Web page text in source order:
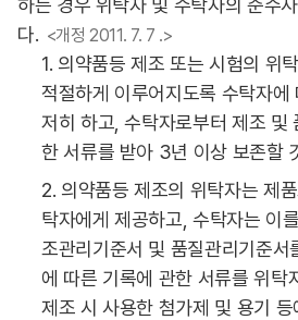
하는 경우 위탁자 및 수탁자의 준수
다. <개정 2011. 7. 7 .>
1. 의약품등 제조 또는 시험의 위
적절하게 이루어지도록 수탁자에
저히 하고, 수탁자로부터 제조 및
한 서류를 받아 3년 이상 보존할
2. 의약품등 제조의 위탁자는 제
탁자에게 제공하고, 수탁자는 이
조관리기준서 및 품질관리기준서
에 따른 기록에 관한 서류를 위탁
제조 시 사용한 첨가제 및 용기